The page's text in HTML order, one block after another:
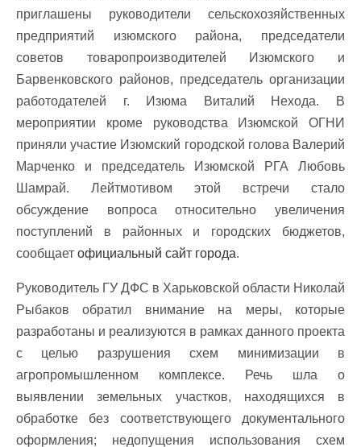
приглашены руководители сельскохозяйственных
предприятий изюмского района, председатели
советов товаропроизводителей Изюмского и
Барвенковского районов, председатель организации
работодателей г. Изюма Виталий Нехода. В
мероприятии кроме руководства Изюмской ОГНИ
приняли участие Изюмский городской голова Валерий
Марченко и председатель Изюмской РГА Любовь
Шамрай. Лейтмотивом этой встречи стало
обсуждение вопроса относительно увеличения
поступлений в районных и городских бюджетов,
сообщает официальный сайт города.
Руководитель ГУ ДФС в Харьковской области Николай
Рыбаков обратил внимание на меры, которые
разработаны и реализуются в рамках данного проекта
с целью разрушения схем минимизации в
агропромышленном комплексе. Речь шла о
выявлении земельных участков, находящихся в
обработке без соответствующего документального
оформления; недопущения использования схем